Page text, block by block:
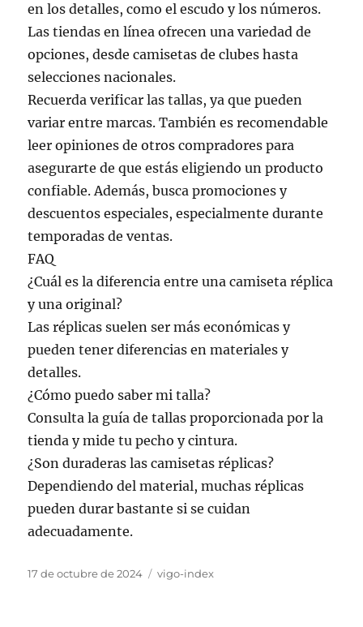
en los detalles, como el escudo y los números.
Las tiendas en línea ofrecen una variedad de
opciones, desde camisetas de clubes hasta
selecciones nacionales.
Recuerda verificar las tallas, ya que pueden
variar entre marcas. También es recomendable
leer opiniones de otros compradores para
asegurarte de que estás eligiendo un producto
confiable. Además, busca promociones y
descuentos especiales, especialmente durante
temporadas de ventas.
FAQ
¿Cuál es la diferencia entre una camiseta réplica
y una original?
Las réplicas suelen ser más económicas y
pueden tener diferencias en materiales y
detalles.
¿Cómo puedo saber mi talla?
Consulta la guía de tallas proporcionada por la
tienda y mide tu pecho y cintura.
¿Son duraderas las camisetas réplicas?
Dependiendo del material, muchas réplicas
pueden durar bastante si se cuidan
adecuadamente.
Publicado
17 de octubre de 2024 Categorías
vigo-index